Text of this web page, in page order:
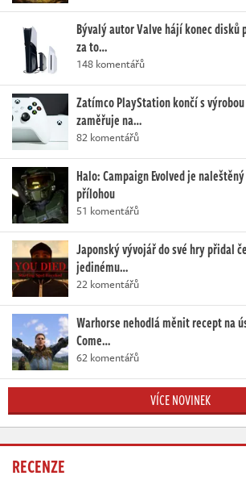
Bývalý autor Valve hájí konec disků
za to…
148 komentářů
Zatímco PlayStation končí s
zaměřuje na…
82 komentářů
Halo: Campaign Evolved je
přílohou
51 komentářů
Japonský vývojář do své hry přidal
jedinému…
22 komentářů
Warhorse nehodlá měnit recept na
Come…
62 komentářů
VÍCE NOVINEK
RECENZE